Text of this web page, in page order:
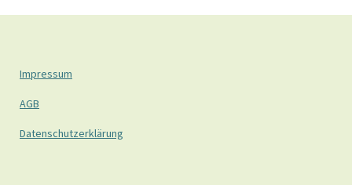
Impressum
AGB
Datenschutzerklärung